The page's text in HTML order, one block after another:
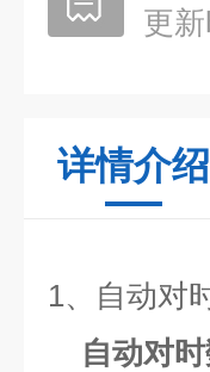
更新
详情介绍
1、自动对
自动对